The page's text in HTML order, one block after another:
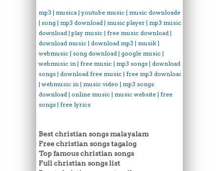
mp3 | musica | youtube music | music downloader
| song | mp3 download | music player | mp3 music
download | play music | free music download |
download music | download mp3 | musik |
webmusic | song download | google music |
webmusic in | free music | mp3 songs | download
songs | download free music | free mp3 download
| webmusic in | music video | mp3 songs
download | online music | music website | free
songs | free lyrics
Best christian songs malayalam
Free christian songs tagalog
Top famous christian songs
Full christian songs list